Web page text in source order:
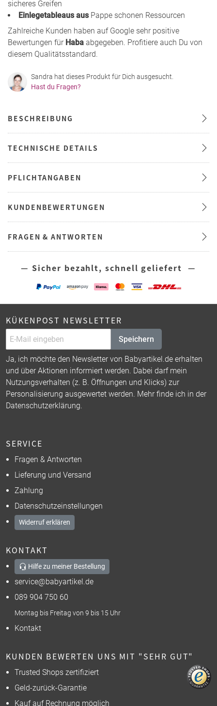
sicheres Greifen
Einlegetableaus ausPappe schonen Ressourcen
Zahlreiche Kunden haben auf Google sehr positive
Bewertungen für Haba abgegeben. Profitiere auch Du von
diesem Qualitätsstandard.
Sandra hat dieses Produkt für Dich ausgesucht.
Hast du Fragen?
BESCHREIBUNG
TECHNISCHE DETAILS
PFLICHTANGABEN
KUNDENBEWERTUNGEN
FRAGEN & ANTWORTEN
— Sicher bezahlt, schnell geliefert —
KÜKENPOST NEWSLETTER
Speichern
Ja, ich möchte den Newsletter von Babyartikel.de erhalten
und über Aktionen informiert werden. Dabei darf mein
Nutzungsverhalten (z. B. Öffnungen und Klicks) zur
Personalisierung ausgewertet werden. Mehr finde ich in der
Datenschutzerklärung.
SERVICE
Fragen & Antworten
Lieferung und Versand
Zahlung
Datenschutzeinstellungen
Widerruf erklären
KONTAKT
Hilfe zu meiner Bestellung
service@babyartikel.de
089 904 750 60
Montag bis Freitag von 9 bis 15 Uhr
Kontakt
KUNDEN BEWERTEN UNS MIT "SEHR GUT"
Trusted Shops zertifiziert
Geld-zurück-Garantie
Kauf auf Rechnung möglich